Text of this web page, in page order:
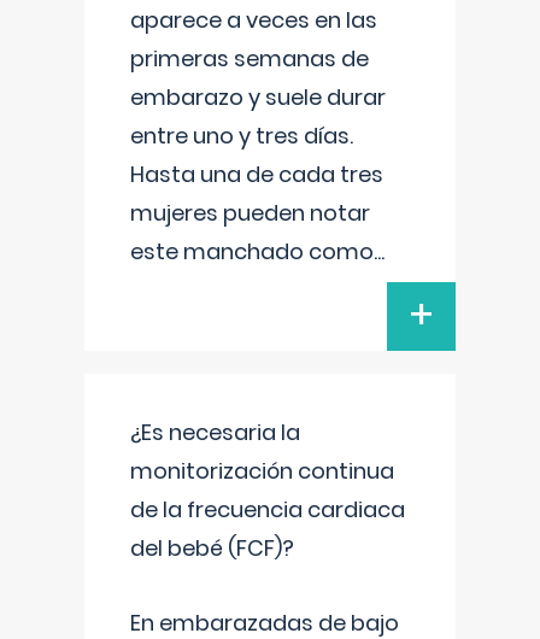
aparece a veces en las
primeras semanas de
embarazo y suele durar
entre uno y tres días.
Hasta una de cada tres
mujeres pueden notar
este manchado como...
+
¿Es necesaria la
monitorización continua
de la frecuencia cardiaca
del bebé (FCF)?
En embarazadas de bajo